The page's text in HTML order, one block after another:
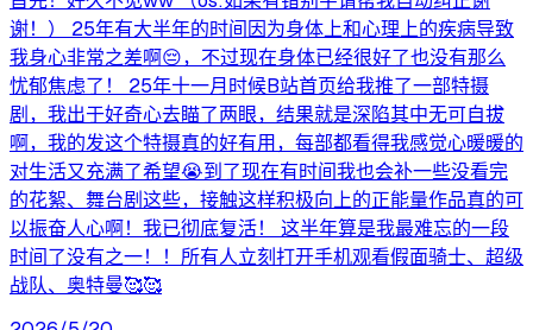
谢！） 25年有大半年的时间因为身体上和心理上的疾病导致
我身心非常之差啊😔，不过现在身体已经很好了也没有那么
忧郁焦虑了！ 25年十一月时候B站首页给我推了一部特摄
剧，我出于好奇心去瞄了两眼，结果就是深陷其中无可自拔
啊，我的发这个特摄真的好有用，每部都看得我感觉心暖暖的
对生活又充满了希望😭到了现在有时间我也会补一些没看完
的花絮、舞台剧这些，接触这样积极向上的正能量作品真的可
以振奋人心啊！我已彻底复活！ 这半年算是我最难忘的一段
时间了没有之一！！所有人立刻打开手机观看假面骑士、超级
战队、奥特曼🥰🥰